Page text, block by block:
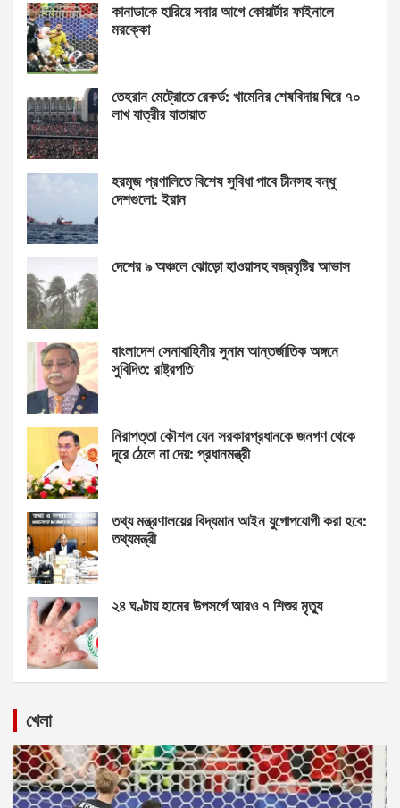
কানাডাকে হারিয়ে সবার আগে কোয়ার্টার ফাইনালে
মরক্কো
তেহরান মেট্রোতে রেকর্ড: খামেনির শেষবিদায় ঘিরে ৭০
লাখ যাত্রীর যাতায়াত
হরমুজ প্রণালিতে বিশেষ সুবিধা পাবে চীনসহ বন্ধু
দেশগুলো: ইরান
দেশের ৯ অঞ্চলে ঝোড়ো হাওয়াসহ বজ্রবৃষ্টির আভাস
বাংলাদেশ সেনাবাহিনীর সুনাম আন্তর্জাতিক অঙ্গনে
সুবিদিত: রাষ্ট্রপতি
নিরাপত্তা কৌশল যেন সরকারপ্রধানকে জনগণ থেকে
দূরে ঠেলে না দেয়: প্রধানমন্ত্রী
তথ্য মন্ত্রণালয়ের বিদ্যমান আইন যুগোপযোগী করা হবে:
তথ্যমন্ত্রী
২৪ ঘণ্টায় হামের উপসর্গে আরও ৭ শিশুর মৃত্যু
খেলা